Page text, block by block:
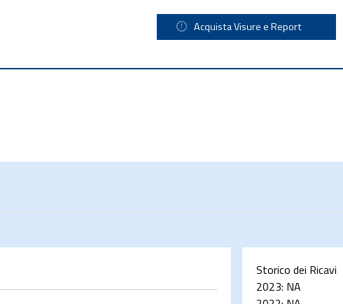
Acquista Visure e Report
Storico dei Ricavi
2023: NA